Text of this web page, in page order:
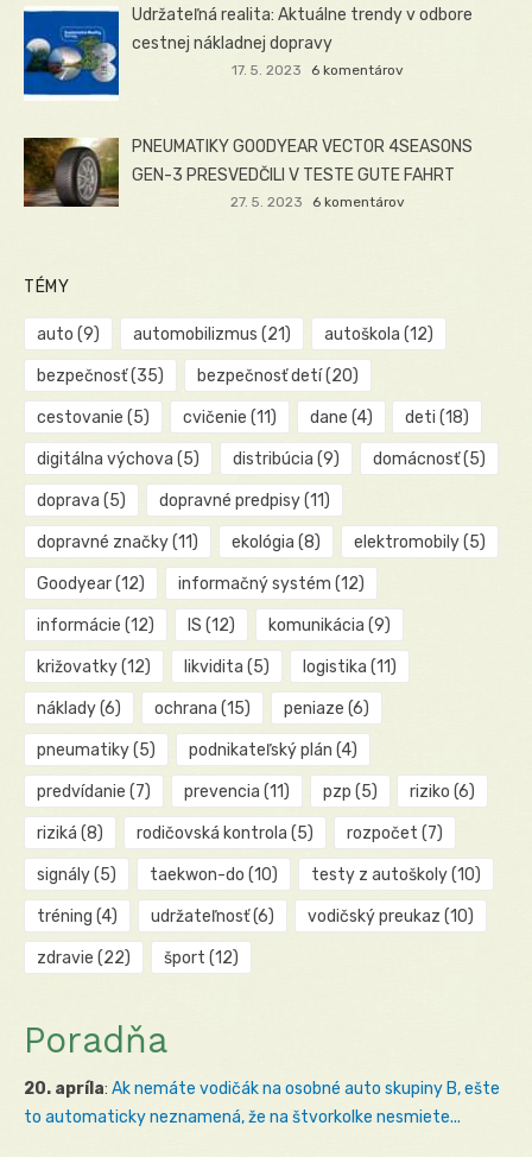
Udržateľná realita: Aktuálne trendy v odbore
cestnej nákladnej dopravy
17. 5. 2023 6 komentárov
PNEUMATIKY GOODYEAR VECTOR 4SEASONS
GEN-3 PRESVEDČILI V TESTE GUTE FAHRT
27. 5. 2023 6 komentárov
TÉMY
auto (9) automobilizmus (21) autoškola (12)
bezpečnosť(35) bezpečnosť detí(20)
cestovanie (5) cvičenie (11) dane (4) deti (18)
digitálna výchova (5) distribúcia (9) domácnosť(5)
doprava (5) dopravné predpisy(11)
dopravné značky(11) ekológia (8) elektromobily(5)
Goodyear(12) informačný systém (12)
informácie (12) IS (12) komunikácia (9)
križovatky(12) likvidita (5) logistika (11)
náklady(6) ochrana (15) peniaze (6)
pneumatiky(5) podnikateľský plán (4)
predvídanie (7) prevencia (11) pzp (5) riziko (6)
riziká (8) rodičovská kontrola (5) rozpočet (7)
signály(5) taekwon-do (10) testy z autoškoly(10)
tréning (4) udržateľnosť(6) vodičský preukaz (10)
zdravie (22) šport (12)
Poradňa
20. apríla: Ak nemáte vodičák na osobné auto skupiny B, ešte
to automaticky neznamená, že na štvorkolke nesmiete...